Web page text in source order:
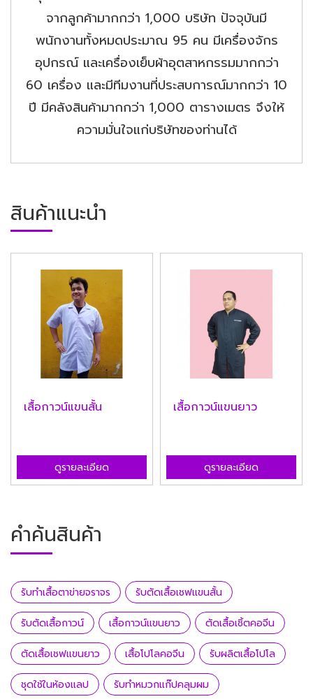
จากลูกค้ามากกว่า 1,000 บริษัท ปัจจุบันมี
พนักงานทั้งหมดประมาณ 95 คน มีเครื่องจักร
อุปกรณ์ และเครื่องเย็บผ้าอุตสาหกรรมมากกว่า
60 เครื่อง และมีทีมงานที่ประสบการณ์มากกว่า 10
ปี มีคลังสินค้ามากกว่า 1,000 ตารางเมตร จึงให้
ความมั่นใจแก่บริษัทของท่านได้
สินค้าแนะนำ
เสื้อกาวน์แขนสั้น
ดูรายละเอียด
เสื้อกาวน์แขนยาว
ดูรายละเอียด
คำค้นสินค้า
รับทำเสื้อตาข่ายจราจร รับตัดเสื้อเชฟแขนสั้น
รับตัดเสื้อกาวน์ เสื้อกาวน์แขนยาว ตัดเสื้อเชิ้ตคอจีน
ตัดเสื้อเชฟแขนยาว เสื้อโปโลคอจีน รับผลิตเสื้อโปโล
ชุดใช้ในห้องแลป รับทำหมวกแก๊ปคลุมผม